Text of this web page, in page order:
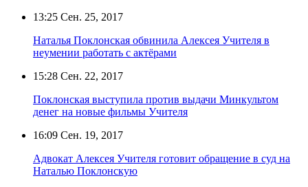
13:25 Сен. 25, 2017
Наталья Поклонская обвинила Алексея Учителя в
неумении работать с актёрами
15:28 Сен. 22, 2017
Поклонская выступила против выдачи Минкультом
денег на новые фильмы Учителя
16:09 Сен. 19, 2017
Адвокат Алексея Учителя готовит обращение в суд на
Наталью Поклонскую